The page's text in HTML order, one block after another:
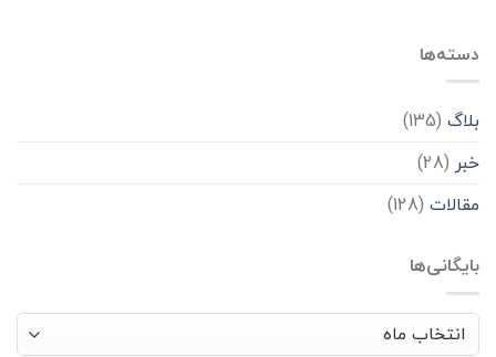
دسته‌ها
بلاگ (135)
خبر (28)
مقالات (128)
بایگانی‌ها
بایگانی‌ها